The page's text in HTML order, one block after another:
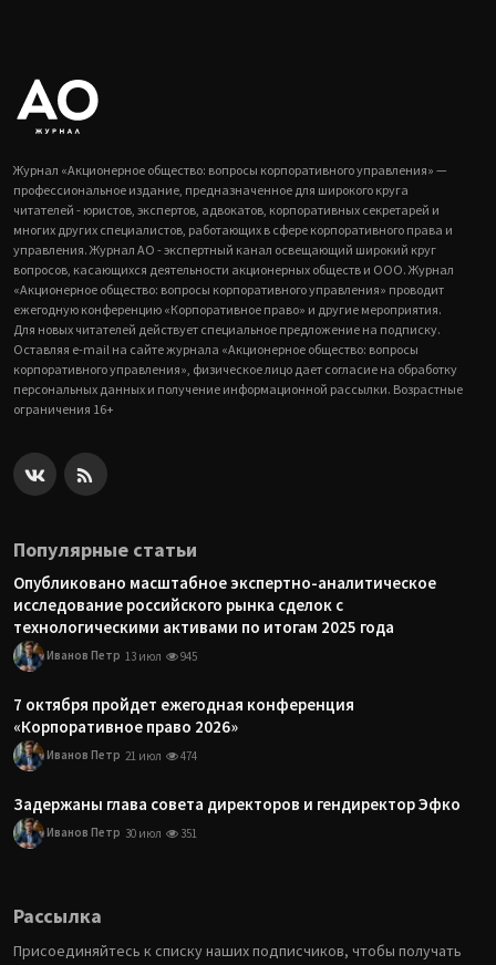
Журнал «Акционерное общество: вопросы корпоративного управления» —
профессиональное издание, предназначенное для широкого круга
читателей - юристов, экспертов, адвокатов, корпоративных секретарей и
многих других специалистов, работающих в сфере корпоративного права и
управления. Журнал АО - экспертный канал освещающий широкий круг
вопросов, касающихся деятельности акционерных обществ и ООО. Журнал
«Акционерное общество: вопросы корпоративного управления» проводит
ежегодную конференцию «Корпоративное право» и другие мероприятия.
Для новых читателей действует специальное предложение на подписку.
Оставляя e-mail на сайте журнала «Акционерное общество: вопросы
корпоративного управления», физическое лицо дает согласие на обработку
персональных данных и получение информационной рассылки. Возрастные
ограничения 16+
Популярные статьи
Опубликовано масштабное экспертно-аналитическое
исследование российского рынка сделок с
технологическими активами по итогам 2025 года
Иванов Петр 13 июл 945
7 октября пройдет ежегодная конференция
«Корпоративное право 2026»
Иванов Петр 21 июл 474
Задержаны глава совета директоров и гендиректор Эфко
Иванов Петр 30 июл 351
Рассылка
Присоединяйтесь к списку наших подписчиков, чтобы получать